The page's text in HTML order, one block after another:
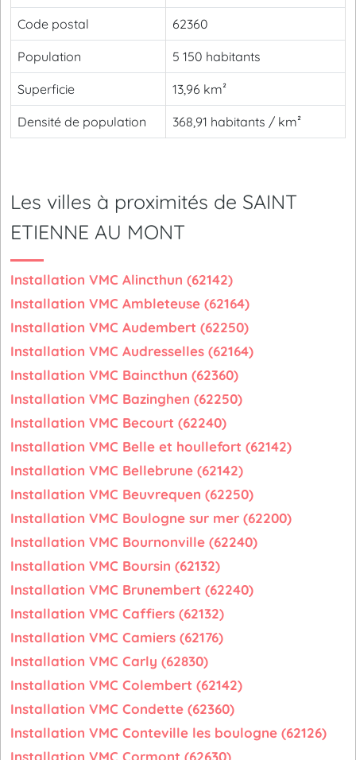
Code postal 62360
Population 5 150 habitants
Superficie 13,96 km²
Densité de population 368,91 habitants / km²
Les villes à proximités de SAINT
ETIENNE AU MONT
Installation VMC Alincthun (62142)
Installation VMC Ambleteuse (62164)
Installation VMC Audembert (62250)
Installation VMC Audresselles (62164)
Installation VMC Baincthun (62360)
Installation VMC Bazinghen (62250)
Installation VMC Becourt (62240)
Installation VMC Belle et houllefort (62142)
Installation VMC Bellebrune (62142)
Installation VMC Beuvrequen (62250)
Installation VMC Boulogne sur mer (62200)
Installation VMC Bournonville (62240)
Installation VMC Boursin (62132)
Installation VMC Brunembert (62240)
Installation VMC Caffiers (62132)
Installation VMC Camiers (62176)
Installation VMC Carly (62830)
Installation VMC Colembert (62142)
Installation VMC Condette (62360)
Installation VMC Conteville les boulogne (62126)
Installation VMC Cormont (62630)